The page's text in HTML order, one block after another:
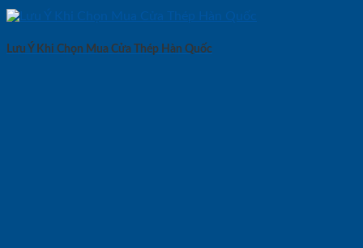
Lưu Ý Khi Chọn Mua Cửa Thép Hàn Quốc